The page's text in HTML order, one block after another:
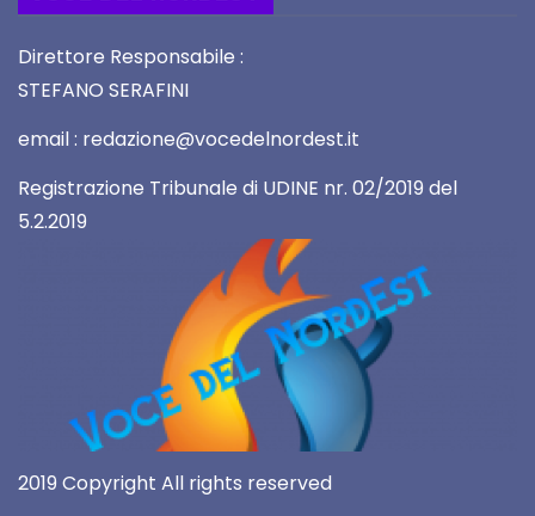
Direttore Responsabile :
STEFANO SERAFINI
email : redazione@vocedelnordest.it
Registrazione Tribunale di UDINE nr. 02/2019 del
5.2.2019
2019 Copyright All rights reserved